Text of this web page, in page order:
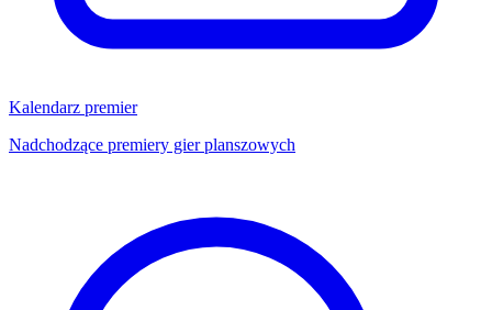
Kalendarz premier
Nadchodzące premiery gier planszowych